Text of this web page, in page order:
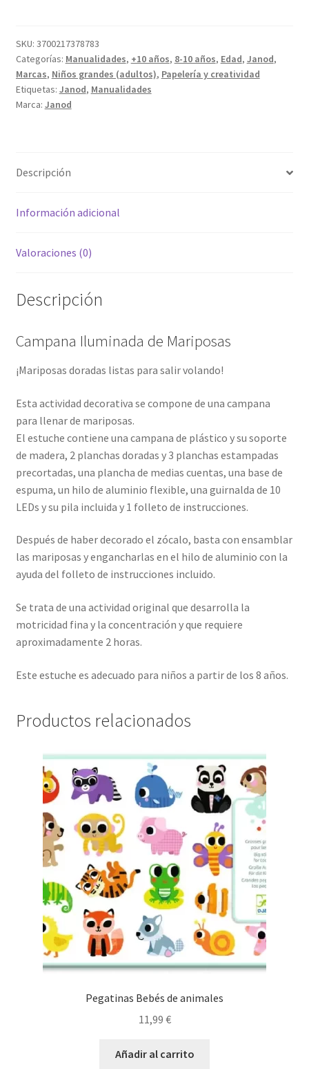
cantidad
SKU: 3700217378783
Categorías: Manualidades, +10 años, 8-10 años, Edad, Janod,
Marcas, Niños grandes (adultos), Papelería y creatividad
Etiquetas: Janod, Manualidades
Marca: Janod
Descripción
Información adicional
Valoraciones (0)
Descripción
Campana Iluminada de Mariposas
¡Mariposas doradas listas para salir volando!
Esta actividad decorativa se compone de una campana
para llenar de mariposas.
El estuche contiene una campana de plástico y su soporte
de madera, 2 planchas doradas y 3 planchas estampadas
precortadas, una plancha de medias cuentas, una base de
espuma, un hilo de aluminio flexible, una guirnalda de 10
LEDs y su pila incluida y 1 folleto de instrucciones.
Después de haber decorado el zócalo, basta con ensamblar
las mariposas y engancharlas en el hilo de aluminio con la
ayuda del folleto de instrucciones incluido.
Se trata de una actividad original que desarrolla la
motricidad fina y la concentración y que requiere
aproximadamente 2 horas.
Este estuche es adecuado para niños a partir de los 8 años.
Productos relacionados
Pegatinas Bebés de animales
11,99 €
Añadir al carrito